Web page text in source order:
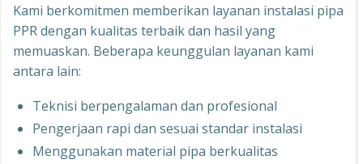
Kami berkomitmen memberikan layanan instalasi pipa
PPR dengan kualitas terbaik dan hasil yang
memuaskan. Beberapa keunggulan layanan kami
antara lain:
Teknisi berpengalaman dan profesional
Pengerjaan rapi dan sesuai standar instalasi
Menggunakan material pipa berkualitas